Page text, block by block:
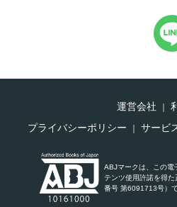
運営会社
プライバシーポリシー
サービ
ABJマークは、この電
テンツ使用許諾を得
番号 第6091713号）で